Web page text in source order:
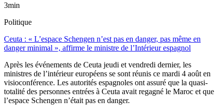
3min
Politique
Ceuta : « L’espace Schengen n’est pas en danger, pas même en
danger minimal », affirme le ministre de l’Intérieur espagnol
Après les événements de Ceuta jeudi et vendredi dernier, les
ministres de l’intérieur européens se sont réunis ce mardi 4 août en
visioconférence. Les autorités espagnoles ont assuré que la quasi-
totalité des personnes entrées à Ceuta avait regagné le Maroc et que
l’espace Schengen n’était pas en danger.